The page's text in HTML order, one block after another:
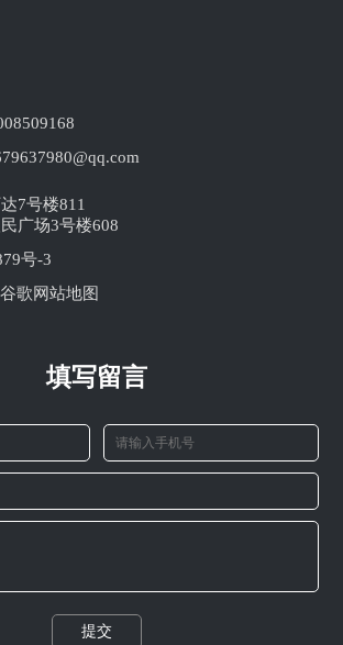
7号楼811
民广场3号楼608
号-3
谷歌网站地图
填写留言
提交